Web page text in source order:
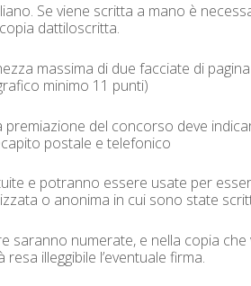
Se viene scrit­ta a mano è
copia dattiloscritta.
mas­si­ma di due fac­ciate di
min­i­mo 11 punti)
pre­mi­azione del con­cor­so deve
postale e telefonico
e potran­no essere usate per
o anon­i­ma in cui sono state
saran­no numer­ate, e nel­la copia
resa illeg­gi­bile l’eventuale firma.